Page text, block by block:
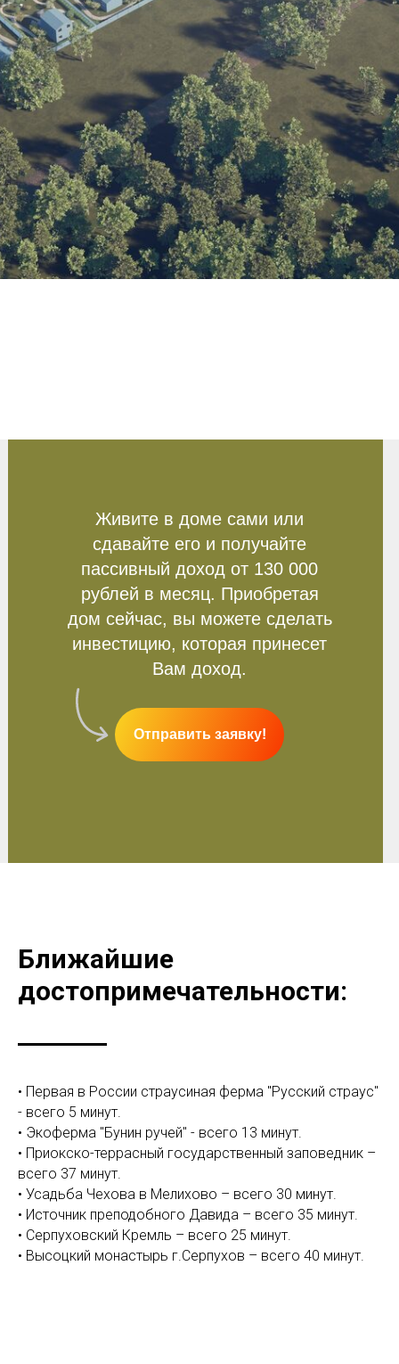
Живите в доме сами или
сдавайте его и получайте
пассивный доход от 130 000
рублей в месяц. Приобретая
дом сейчас, вы можете сделать
инвестицию, которая принесет
Вам доход.
Отправить заявку!
Ближайшие
достопримечательности:
• Первая в России страусиная ферма "Русский страус"
- всего 5 минут.
• Экоферма "Бунин ручей" - всего 13 минут.
• Приокско-террасный государственный заповедник –
всего 37 минут.
• Усадьба Чехова в Мелихово – всего 30 минут.
• Источник преподобного Давида – всего 35 минут.
• Серпуховский Кремль – всего 25 минут.
• Высоцкий монастырь г.Серпухов – всего 40 минут.